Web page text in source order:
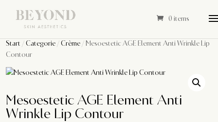
0 items
Start /Categorie /Crème / Mesoestetic AGE Element Anti Wrinkle Lip
Contour
Mesoestetic AGE Element Anti
Wrinkle Lip Contour